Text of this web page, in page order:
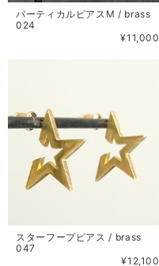
バーティカルピアスM / brass
024
¥11,000
スターフープピアス / brass
047
¥12,100